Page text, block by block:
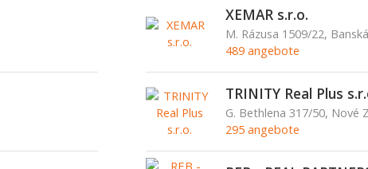
XEMAR s.r.o.
M. Rázusa 1509/22,
489 angebote
TRINITY Real Plus
G. Bethlena 317/50, Nové
295 angebote